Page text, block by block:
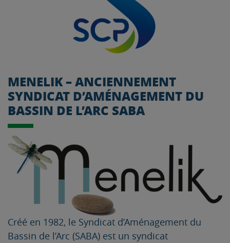
MENELIK – ANCIENNEMENT
SYNDICAT D’AMÉNAGEMENT DU
BASSIN DE L’ARC SABA
Créé en 1982, le Syndicat d’Aménagement du
Bassin de l’Arc (SABA) est un syndicat